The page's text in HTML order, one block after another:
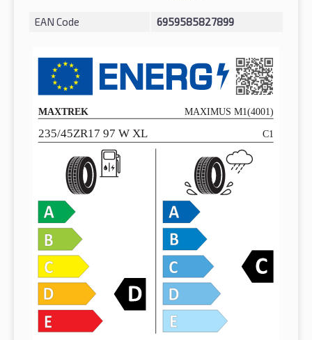
EAN Code 6959585827899